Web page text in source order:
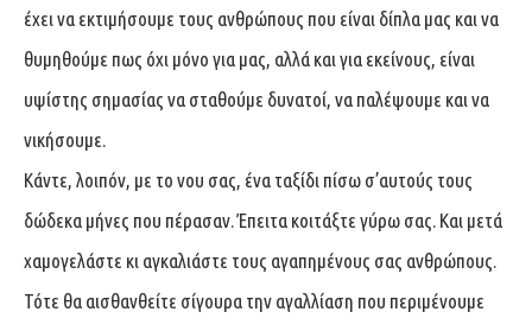
έχει να εκτιμήσουμε τους ανθρώπους που είναι δίπλα μας και να
θυμηθούμε πως όχι μόνο για μας, αλλά και για εκείνους, είναι
υψίστης σημασίας να σταθούμε δυνατοί, να παλέψουμε και να
νικήσουμε.
Κάντε, λοιπόν, με το νου σας, ένα ταξίδι πίσω σ’αυτούς τους
δώδεκα μήνες που πέρασαν. Έπειτα κοιτάξτε γύρω σας. Και μετά
χαμογελάστε κι αγκαλιάστε τους αγαπημένους σας ανθρώπους.
Τότε θα αισθανθείτε σίγουρα την αγαλλίαση που περιμένουμε